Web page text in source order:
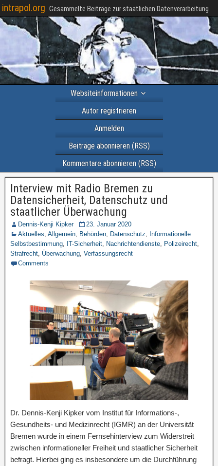
intrapol.org Gesammelte Beiträge zur staatlichen Datenverarbeitung
Websiteinformationen
Autor registrieren
Anmelden
Beiträge abonnieren (RSS)
Kommentare abonnieren (RSS)
Interview mit Radio Bremen zu
Datensicherheit, Datenschutz und
staatlicher Überwachung
Dennis-Kenji Kipker
23. Januar 2020
Aktuelles, Allgemein, Behörden, Datenschutz, Informationelle
Selbstbestimmung, IT-Sicherheit, Nachrichtendienste, Polizeirecht,
Strafrecht, Überwachung, Verfassungsrecht
Comments
Dr. Dennis-Kenji Kipker vom Institut für Informations-,
Gesundheits- und Medizinrecht (IGMR) an der Universität
Bremen wurde in einem Fernsehinterview zum Widerstreit
zwischen informationeller Freiheit und staatlicher Sicherheit
befragt. Hierbei ging es insbesondere um die Durchführung